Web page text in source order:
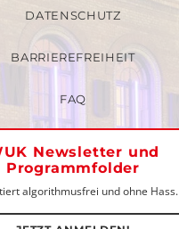
Newsletter und
Programmfolder
algorithmusfrei und ohne Hass.
DATENSCHUTZ
BARRIEREFREIHEIT
FAQ
IMPRESSUM